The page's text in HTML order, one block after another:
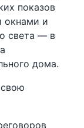
показов
окнами и
света — в
дома.